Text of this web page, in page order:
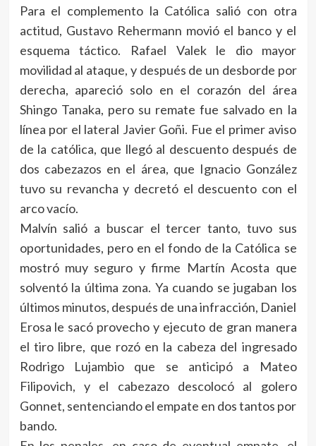
Para el complemento la Católica salió con otra
actitud, Gustavo Rehermann movió el banco y el
esquema táctico. Rafael Valek le dio mayor
movilidad al ataque, y después de un desborde por
derecha, apareció solo en el corazón del área
Shingo Tanaka, pero su remate fue salvado en la
línea por el lateral Javier Goñi. Fue el primer aviso
de la católica, que llegó al descuento después de
dos cabezazos en el área, que Ignacio González
tuvo su revancha y decretó el descuento con el
arco vacío.
Malvín salió a buscar el tercer tanto, tuvo sus
oportunidades, pero en el fondo de la Católica se
mostró muy seguro y firme Martín Acosta que
solventó la última zona. Ya cuando se jugaban los
últimos minutos, después de una infracción, Daniel
Erosa le sacó provecho y ejecuto de gran manera
el tiro libre, que rozó en la cabeza del ingresado
Rodrigo Lujambio que se anticipó a Mateo
Filipovich, y el cabezazo descolocó al golero
Gonnet, sentenciando el empate en dos tantos por
bando.